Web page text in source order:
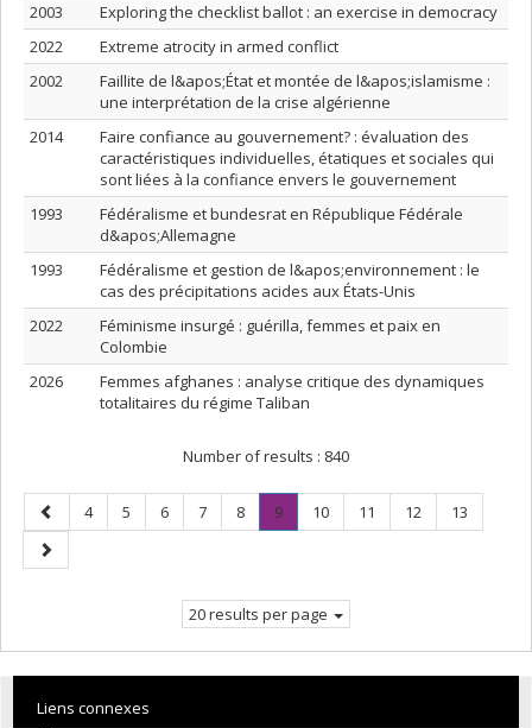
2003
Exploring the checklist ballot : an exercise in democracy
2022
Extreme atrocity in armed conflict
2002
Faillite de l&apos;État et montée de l&apos;islamisme :
une interprétation de la crise algérienne
2014
Faire confiance au gouvernement? : évaluation des
caractéristiques individuelles, étatiques et sociales qui
sont liées à la confiance envers le gouvernement
1993
Fédéralisme et bundesrat en République Fédérale
d&apos;Allemagne
1993
Fédéralisme et gestion de l&apos;environnement : le
cas des précipitations acides aux États-Unis
2022
Féminisme insurgé : guérilla, femmes et paix en
Colombie
2026
Femmes afghanes : analyse critique des dynamiques
totalitaires du régime Taliban
Number of results : 840
Previous
page
Page
4 Page
5 Page
6 Page
7 Page
8 Page
9.
Current
Page
10 Page
11 Page
12 Page
13
Next
page
20 results per page
Liens connexes